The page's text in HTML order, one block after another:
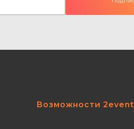
Возможности 2event